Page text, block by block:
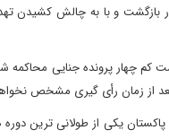
۱۳۹۲) برای شرکت در انتخابات به کشور بازگشت و با
چهار پرونده جنایی محاکمه
بعد از زمان رأی گیری مشخص
نظر در تاریخ پاکستان یکی از طولانی